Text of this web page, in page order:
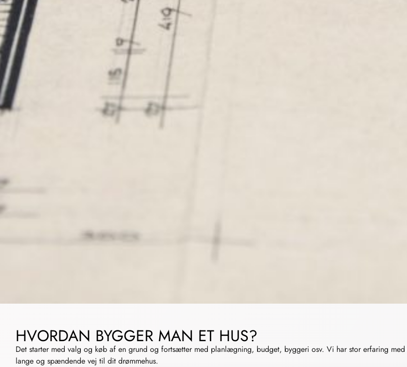
HVORDAN BYGGER MAN ET HUS?
Det starter med valg og køb af en grund og fortsætter med planlægning, budget, byggeri osv. Vi har stor erfaring
lange og spændende vej til dit drømmehus.